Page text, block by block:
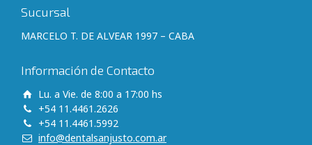
Sucursal
MARCELO T. DE ALVEAR 1997 – CABA
Información de Contacto
Lu. a Vie. de 8:00 a 17:00 hs
+54 11.4461.2626
+54 11.4461.5992
info@dentalsanjusto.com.ar